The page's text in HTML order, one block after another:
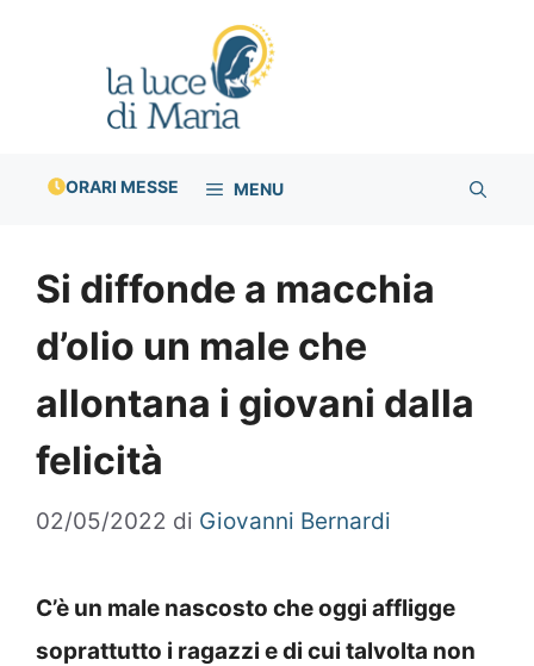
ORARI MESSE MENU
Si diffonde a macchia
d’olio un male che
allontana i giovani dalla
felicità
02/05/2022 di Giovanni Bernardi
C’è un male nascosto che oggi affligge
soprattutto i ragazzi e di cui talvolta non